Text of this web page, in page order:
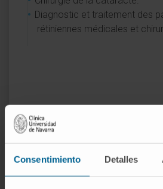
Consentimiento Detalles
Diagnostic et traitement des
rétiniennes médicales et
Activité
En enseignement